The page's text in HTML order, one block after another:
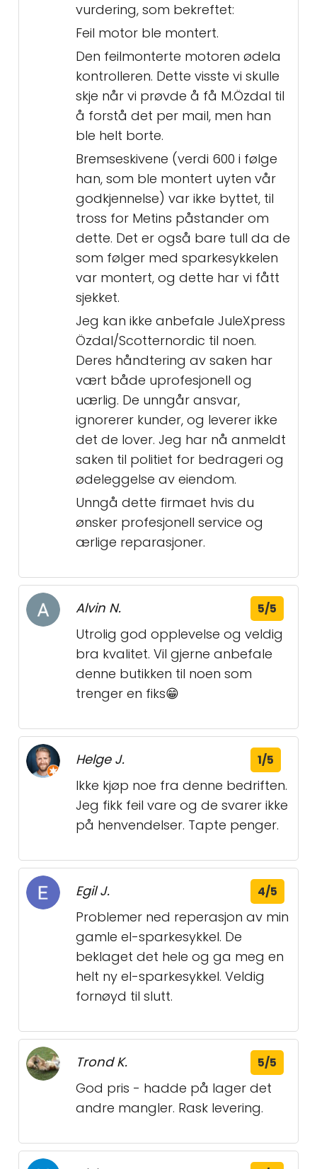
vurdering, som bekreftet:
Feil motor ble montert.
Den feilmonterte motoren ødela
kontrolleren. Dette visste vi skulle
skje når vi prøvde å få M.Özdal til
å forstå det per mail, men han
ble helt borte.
Bremseskivene (verdi 600 i følge
han, som ble montert uyten vår
godkjennelse) var ikke byttet, til
tross for Metins påstander om
dette. Det er også bare tull da de
som følger med sparkesykkelen
var montert, og dette har vi fått
sjekket.
Jeg kan ikke anbefale JuleXpress
Özdal/Scotternordic til noen.
Deres håndtering av saken har
vært både uprofesjonell og
uærlig. De unngår ansvar,
ignorerer kunder, og leverer ikke
det de lover. Jeg har nå anmeldt
saken til politiet for bedrageri og
ødeleggelse av eiendom.
Unngå dette firmaet hvis du
ønsker profesjonell service og
ærlige reparasjoner.
Alvin N. 5/5
Utrolig god opplevelse og veldig
bra kvalitet. Vil gjerne anbefale
denne butikken til noen som
trenger en fiks😁
Helge J. 1/5
Ikke kjøp noe fra denne bedriften.
Jeg fikk feil vare og de svarer ikke
på henvendelser. Tapte penger.
Egil J. 4/5
Problemer ned reperasjon av min
gamle el-sparkesykkel. De
beklaget det hele og ga meg en
helt ny el-sparkesykkel. Veldig
fornøyd til slutt.
Trond K. 5/5
God pris - hadde på lager det
andre mangler. Rask levering.